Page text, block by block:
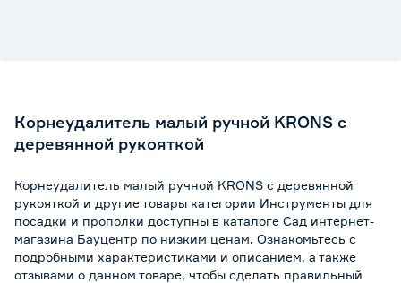
Корнеудалитель малый ручной KRONS с
деревянной рукояткой
Корнеудалитель малый ручной KRONS с деревянной
рукояткой и другие товары категории Инструменты для
посадки и прополки доступны в каталоге Сад интернет-
магазина Бауцентр по низким ценам. Ознакомьтесь с
подробными характеристиками и описанием, а также
отзывами о данном товаре, чтобы сделать правильный